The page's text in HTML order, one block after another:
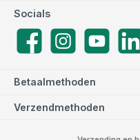
Betaalmethoden
Verzendmethoden
Socials
FacebookInstagramYouTube